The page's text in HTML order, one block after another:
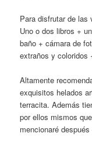
Para disfrutar de las
Uno o dos libros +
baño + cámara de
extraños y coloridos
Altamente
exquisitos helados
terracita. Además
por ellos mismos
mencionaré